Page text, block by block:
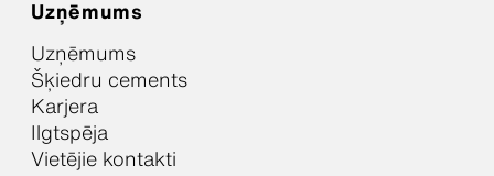
Uzņēmums
Uzņēmums
Šķiedru cements
Karjera
Ilgtspēja
Vietējie kontakti